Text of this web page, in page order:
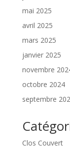
mai 2025
avril 2025
mars 2025
janvier 2025
novembre
octobre 2024
septembre
Clos Couvert